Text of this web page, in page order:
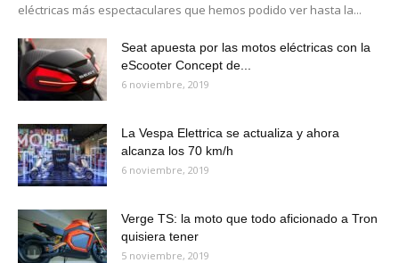
eléctricas más espectaculares que hemos podido ver hasta la...
Seat apuesta por las motos eléctricas con la
eScooter Concept de...
6 noviembre, 2019
La Vespa Elettrica se actualiza y ahora
alcanza los 70 km/h
6 noviembre, 2019
Verge TS: la moto que todo aficionado a Tron
quisiera tener
5 noviembre, 2019